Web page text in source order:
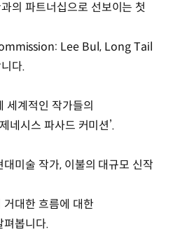
의 파트너십으로 선보이는 첫
Lee Bul, Long Tail
다.
세계적인 작가들의
네시스 파사드 커미션’.
미술 작가, 이불의 대규모 신작
대한 흐름에 대한
펴봅니다.